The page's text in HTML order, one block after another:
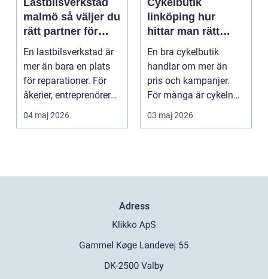
Lastbilsverkstad
malmö så väljer du
rätt partner för
tunga fordon
En lastbilsverkstad är
mer än bara en plats
för reparationer. För
åkerier, entreprenörer
och företag...
04 maj 2026
Cykelbutik
linköping hur
hittar man rätt
cykel och rätt
service?
En bra cykelbutik
handlar om mer än
pris och kampanjer.
För många är cykeln
ett vardagsfordon, ett
03 maj 2026
Adress